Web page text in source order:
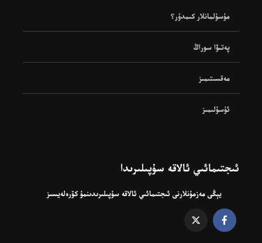
مۇسۇلمانلار كىمدۇر؟
پەتىۋا سوراڭ
مەقسىتىمىز
ئۇسۇلىمىز
ئىجتىمائىي ئالاقە سۇپىلىرىدا
يېڭى مەزمۇنلارنى ئىجتىمائىي ئالاقە سۇپىلىرىدىنمۇ كۆرەلەيسىز